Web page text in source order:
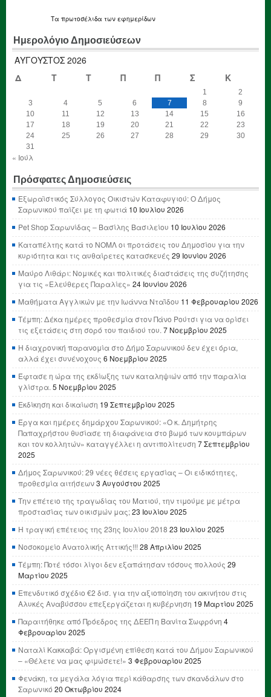
Τα πρωτοσέλιδα των εφημερίδων
Ημερολόγιο Δημοσιεύσεων
ΑΎΓΟΥΣΤΟΣ 2026
Δ
Τ Τ Π Π Σ Κ
1
2
3
4 5 6 7 8
9
10
11 12 13 14 15
16
17
18 19 20 21 22
23
24
25 26 27 28 29
30
31
« Ιούλ
Πρόσφατες Δημοσιεύσεις
Εξωραϊστικός Σύλλογος Οικιστών Καταφυγιού: Ο Δήμος
Σαρωνικού παίζει με τη φωτιά 10 Ιουλίου 2026
Pet Shop Σαρωνίδας – Βασίλης Βασιλείου 10 Ιουλίου 2026
Καταπέλτης κατά το ΝΟΜΛ οι προτάσεις του Δημοσίου για την
κυριότητα και τις αυθαίρετες κατασκευές 29 Ιουνίου 2026
Μαύρο Λιθάρι: Νομικές και πολιτικές διαστάσεις της συζήτησης
για τις «Ελεύθερες Παραλίες» 24 Ιουνίου 2026
Μαθήματα Αγγλικών με την Ιωάννα Νταΐδου 11 Φεβρουαρίου 2026
Τέμπη: Δέκα ημέρες προθεσμία στον Πάνο Ρούτσι για να ορίσει
τις εξετάσεις στη σορό του παιδιού του. 7 Νοεμβρίου 2025
Η διαχρονική παρανομία στο Δήμο Σαρωνικού δεν έχει όρια,
αλλά έχει συνένοχους 6 Νοεμβρίου 2025
Έφτασε η ώρα της εκδίωξης των καταληψιών από την παραλία
γλίστρα. 5 Νοεμβρίου 2025
Εκδίκηση και δικαίωση 19 Σεπτεμβρίου 2025
Έργα και ημέρες δημάρχου Σαρωνικού: «Ο κ. Δημήτρης
Παπαχρήστου θυσίασε τη διαφάνεια στο βωμό των κουμπάρων
και τον κολλητών» καταγγέλλει η αντιπολίτευση 7 Σεπτεμβρίου
2025
Δήμος Σαρωνικού: 29 νέες θέσεις εργασίας – Οι ειδικότητες,
προθεσμία αιτήσεων3 Αυγούστου 2025
Την επέτειο της τραγωδίας του Ματιού, την τιμούμε με μέτρα
προστασίας των οικισμών μας;23 Ιουλίου 2025
Η τραγική επέτειος της 23ης Ιουλίου 2018 23 Ιουλίου 2025
Νοσοκομείο Ανατολικής Αττικής!!! 28 Απριλίου 2025
Τέμπη: Ποτέ τόσοι λίγοι δεν εξαπάτησαν τόσους πολλούς 29
Μαρτίου 2025
Επενδυτικό σχέδιο €2 δισ. για την αξιοποίηση του ακινήτου στις
Αλυκές Αναβύσσου επεξεργάζεται η κυβέρνηση 19 Μαρτίου 2025
Παραιτήθηκε από Πρόεδρος της ΔΕΕΠ η Βανίτα Σωφρόνη 4
Φεβρουαρίου 2025
Ναταλί Κακκαβά: Οργισμένη επίθεση κατά του Δήμου Σαρωνικού
– «Θέλετε να μας φιμώσετε!» 3 Φεβρουαρίου 2025
Φενάκη, τα μεγάλα λόγια περί κάθαρσης των σκανδάλων στο
Σαρωνικό 20 Οκτωβρίου 2024